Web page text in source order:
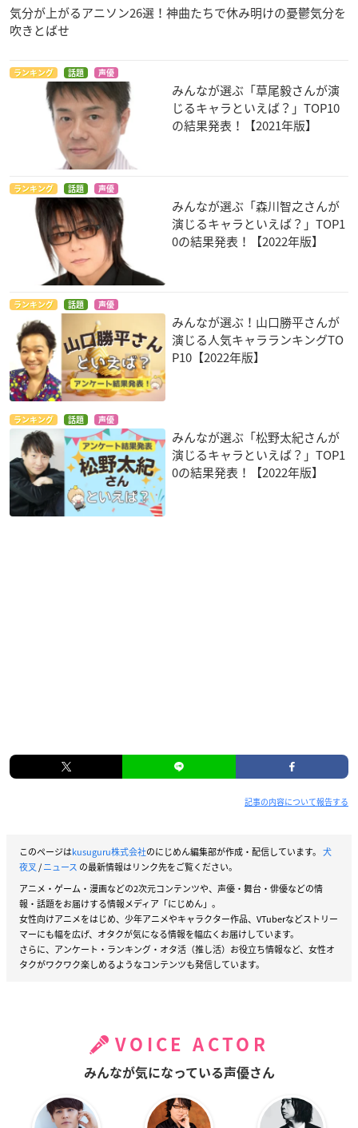
気分が上がるアニソン26選！神曲たちで休み明けの憂鬱気分を
吹きとばせ
ランキング 話題 声優
みんなが選ぶ「草尾毅さんが演
じるキャラといえば？」TOP10
の結果発表！【2021年版】
ランキング 話題 声優
みんなが選ぶ「森川智之さんが
演じるキャラといえば？」TOP1
0の結果発表！【2022年版】
ランキング 話題 声優
みんなが選ぶ！山口勝平さんが
演じる人気キャラランキングTO
P10【2022年版】
ランキング 話題 声優
みんなが選ぶ「松野太紀さんが
演じるキャラといえば？」TOP1
0の結果発表！【2022年版】
記事の内容について報告する
このページはkusuguru株式会社のにじめん編集部が作成・配信しています。 犬
夜叉/ニュース の最新情報はリンク先をご覧ください。
アニメ・ゲーム・漫画などの2次元コンテンツや、声優・舞台・俳優などの情
報・話題をお届けする情報メディア「にじめん」。
女性向けアニメをはじめ、少年アニメやキャラクター作品、VTuberなどストリー
マーにも幅を広げ、オタクが気になる情報を幅広くお届けしています。
さらに、アンケート・ランキング・オタ活（推し活）お役立ち情報など、女性オ
タクがワクワク楽しめるようなコンテンツも発信しています。
VOICE ACTOR
みんなが気になっている声優さん